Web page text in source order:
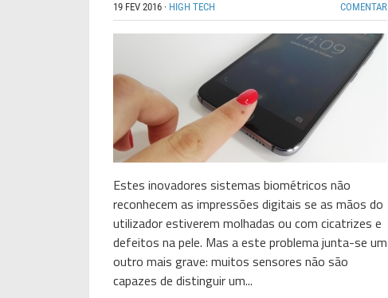
19 FEV 2016 · HIGH TECH COMENTAR
Estes inovadores sistemas biométricos não
reconhecem as impressões digitais se as mãos do
utilizador estiverem molhadas ou com cicatrizes e
defeitos na pele. Mas a este problema junta-se um
outro mais grave: muitos sensores não são
capazes de distinguir um...